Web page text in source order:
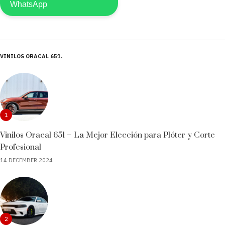
VINILOS ORACAL 651
1
Vinilos Oracal 651 – La Mejor Elección para Plóter y Corte
Profesional
14 DECEMBER 2024
2